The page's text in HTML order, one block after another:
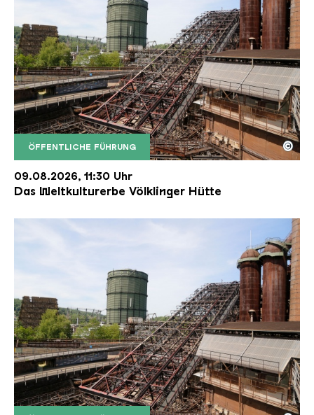
ÖFFENTLICHE FÜHRUNG
Der Erzschrägaufzug der Völklinger Hütte mit
Copyright: Weltkulturerbe Völklinger Hütte | Karl
©
09.08.2026, 11:30 Uhr
Das Weltkulturerbe Völklinger Hütte